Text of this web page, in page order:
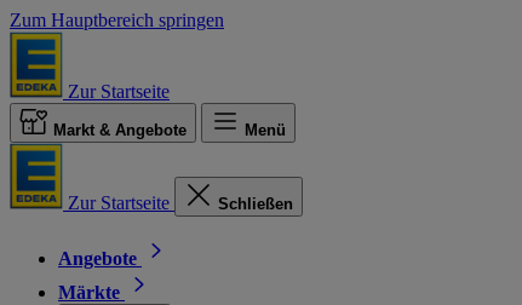
Zum Hauptbereich springen
Zur Startseite
Markt & Angebote Menü
Zur Startseite Schließen
Angebote
Märkte